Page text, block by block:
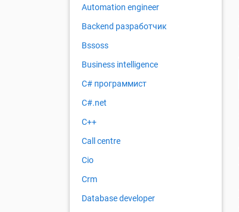
Automation engineer
Backend разработчик
Bssoss
Business intelligence
C# программист
C#.net
C++
Call centre
Cio
Crm
Database developer